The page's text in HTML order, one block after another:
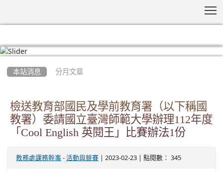
本站消息 分月文章
檢送教育部國民及學前教育署（以下稱國
教署）委請國立臺灣師範大學辦理112年度
「Cool English 英閱王」比賽辦法1份
教務處課務幹事 - 活動與競賽 | 2023-02-23 | 點閱數： 345